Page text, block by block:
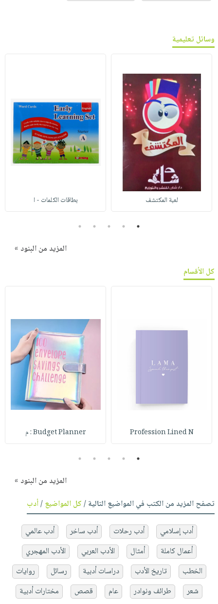
وسائل تعليمية
لعبة المكتشف بطاقات الكلمات - ا
1
2
3
4
5
المزيد من البنود »
كل الأقسام
Profession Lined N Budget Planner : م
1
2
3
4
5
المزيد من البنود »
تصفح المزيد من الكتب في المواضيع التالية /كل المواضيع/أدب
أدب إسلامي أدب رحلات أدب ساخر
أدب عالمي
أعمال كاملة
أمثال الأدب العربي
الأدب المهجري
الخطب
تاريخ الأدب دراسات أدبية رسائل
روايات
شعر
طرائف ونوادر عام قصص
مختارات أدبية